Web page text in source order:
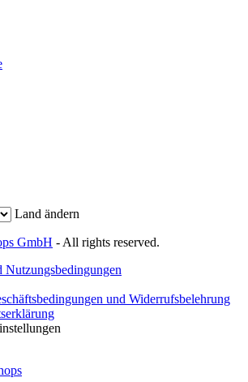
Land ändern
GmbH - All rights reserved.
Nutzungsbedingungen
und Widerrufsbelehrung